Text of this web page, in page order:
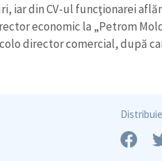
iar din CV-ul funcţionarei
economic la „Petrom
director comercial, după
+